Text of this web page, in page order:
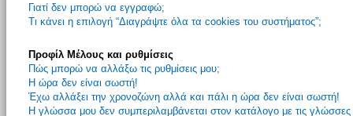
Γιατί δεν μπορώ να εγγραφώ;
Τι κάνει η επιλογή “Διαγράψτε όλα τα cookies του συστήματος”;
Προφίλ Μέλους και ρυθμίσεις
Πώς μπορώ να αλλάξω τις ρυθμίσεις μου;
Η ώρα δεν είναι σωστή!
Έχω αλλάξει την χρονοζώνη αλλά και πάλι η ώρα δεν είναι σωστή!
Η γλώσσα μου δεν συμπεριλαμβάνεται στον κατάλογο με τις γλώσσες